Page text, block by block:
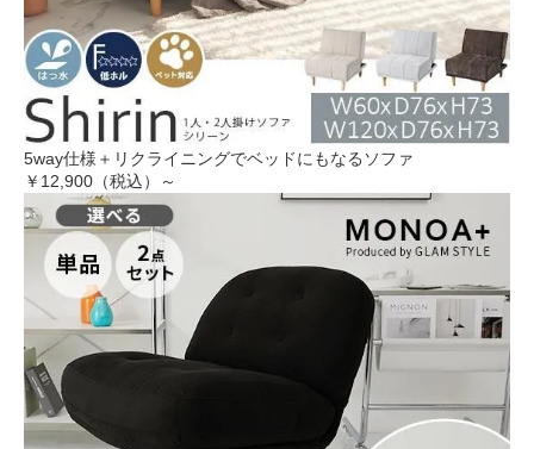
5way仕様＋リクライニングでベッドにもなるソファ
￥12,900（税込）～